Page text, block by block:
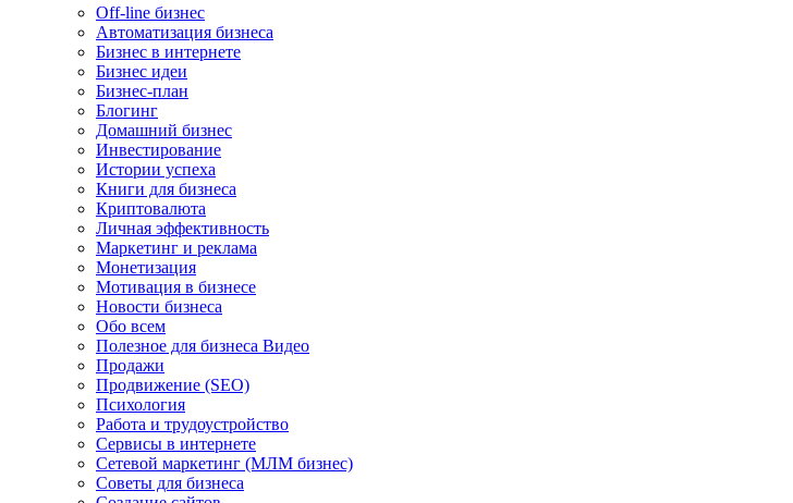
Off-line бизнес
Автоматизация бизнеса
Бизнес в интернете
Бизнес идеи
Бизнес-план
Блогинг
Домашний бизнес
Инвестирование
Истории успеха
Книги для бизнеса
Криптовалюта
Личная эффективность
Маркетинг и реклама
Монетизация
Мотивация в бизнесе
Новости бизнеса
Обо всем
Полезное для бизнеса Видео
Продажи
Продвижение (SEO)
Психология
Работа и трудоустройство
Сервисы в интернете
Сетевой маркетинг (МЛМ бизнес)
Советы для бизнеса